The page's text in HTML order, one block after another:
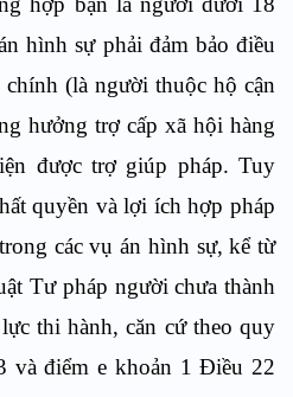
hình sự phải đảm bảo điều
(là người thuộc hộ cận
hưởng trợ cấp xã hội hàng
được trợ giúp pháp. Tuy
quyền và lợi ích hợp pháp
các vụ án hình sự, kể từ
Tư pháp người chưa thành
thi hành, căn cứ theo quy
và điểm e khoản 1 Điều 22